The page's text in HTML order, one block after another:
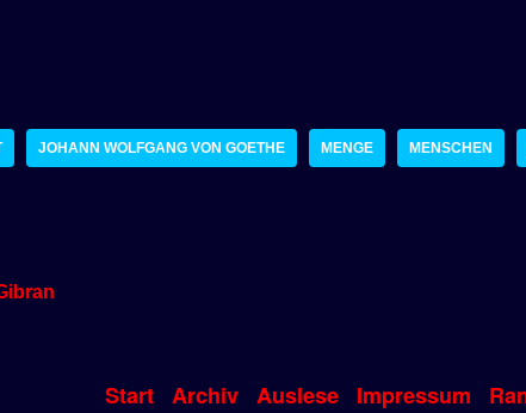
JOHANN WOLFGANG VON GOETHE MENGE MENSCHEN
Start Archiv Auslese Impressum